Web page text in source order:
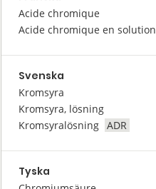
Acide chromique
Acide chromique en solution
Svenska
Kromsyra
Kromsyra, lösning
Kromsyralösning ADR
Tyska